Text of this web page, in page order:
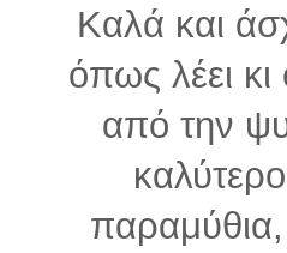
Καλά και
όπως λέει
από την